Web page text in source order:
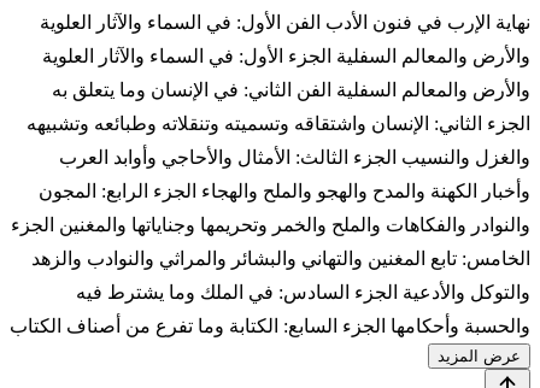
نهاية الإرب في فنون الأدب الفن الأول: في السماء والآثار العلوية
والأرض والمعالم السفلية الجزء الأول: في السماء والآثار العلوية
والأرض والمعالم السفلية الفن الثاني: في الإنسان وما يتعلق به
الجزء الثاني: الإنسان واشتقاقه وتسميته وتنقلاته وطبائعه وتشبيهه
والغزل والنسيب الجزء الثالث: الأمثال والأحاجي وأوابد العرب
وأخبار الكهنة والمدح والهجو والملح والهجاء الجزء الرابع: المجون
والنوادر والفكاهات والملح والخمر وتحريمها وجناياتها والمغنين الجزء
الخامس: تابع المغنين والتهاني والبشائر والمراثي والنوادب والزهد
والتوكل والأدعية الجزء السادس: في الملك وما يشترط فيه
والحسبة وأحكامها الجزء السابع: الكتابة وما تفرع من أصناف الكتاب
عرض المزيد